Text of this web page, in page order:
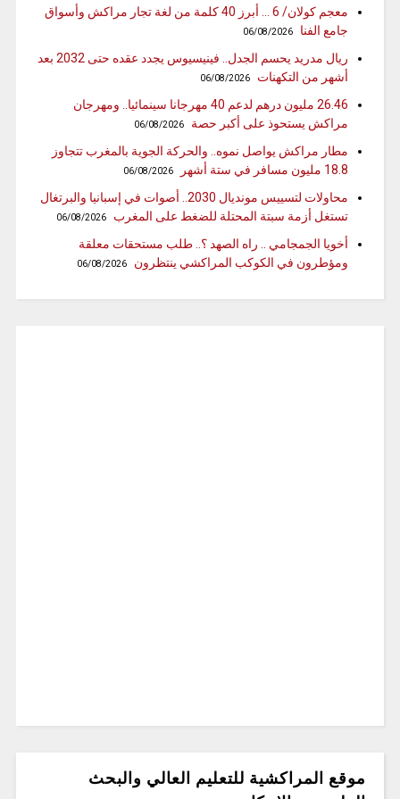
معجم كولان/ 6 … أبرز 40 كلمة من لغة تجار مراكش وأسواق
جامع الفنا
06/08/2026
ريال مدريد يحسم الجدل.. فينيسيوس يجدد عقده حتى 2032 بعد
أشهر من التكهنات
06/08/2026
26.46 مليون درهم لدعم 40 مهرجانا سينمائيا.. ومهرجان
مراكش يستحوذ على أكبر حصة
06/08/2026
مطار مراكش يواصل نموه.. والحركة الجوية بالمغرب تتجاوز
18.8 مليون مسافر في ستة أشهر
06/08/2026
محاولات لتسييس مونديال 2030.. أصوات في إسبانيا والبرتغال
تستغل أزمة سبتة المحتلة للضغط على المغرب
06/08/2026
أخويا الجمجامي .. راه الصهد ؟.. طلب مستحقات معلقة
ومؤطرون في الكوكب المراكشي ينتظرون
06/08/2026
موقع المراكشية للتعليم العالي والبحث